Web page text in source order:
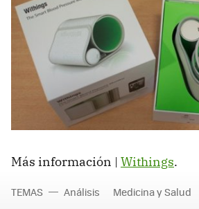
Más información | Withings.
TEMAS Análisis Medicina y Salud